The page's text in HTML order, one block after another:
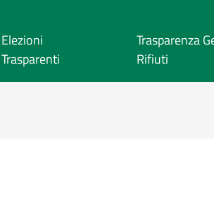
Elezioni
Trasparenti
Trasparenza
Rifiuti